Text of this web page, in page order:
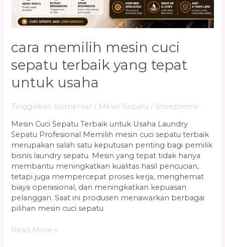
cara memilih mesin cuci
sepatu terbaik yang tepat
untuk usaha
Tinggalkan Komentar / Mesin Sepatu / shoepreme
Mesin Cuci Sepatu Terbaik untuk Usaha Laundry
Sepatu Profesional Memilih mesin cuci sepatu terbaik
merupakan salah satu keputusan penting bagi pemilik
bisnis laundry sepatu. Mesin yang tepat tidak hanya
membantu meningkatkan kualitas hasil pencucian,
tetapi juga mempercepat proses kerja, menghemat
biaya operasional, dan meningkatkan kepuasan
pelanggan. Saat ini produsen menawarkan berbagai
pilihan mesin cuci sepatu
Read More »